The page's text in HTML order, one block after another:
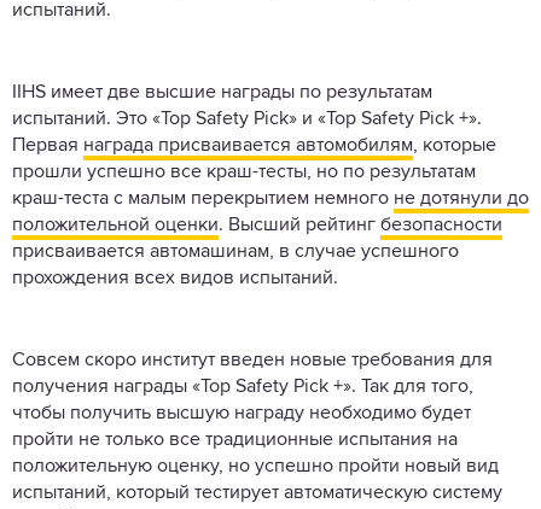
испытаний.
IIHS имеет две высшие награды по результатам
испытаний. Это «Top Safety Pick» и «Top Safety Pick +».
Первая награда присваивается автомобилям, которые
прошли успешно все краш-тесты, но по результатам
краш-теста с малым перекрытием немного не дотянули до
положительной оценки. Высший рейтинг безопасности
присваивается автомашинам, в случае успешного
прохождения всех видов испытаний.
Совсем скоро институт введен новые требования для
получения награды «Top Safety Pick +». Так для того,
чтобы получить высшую награду необходимо будет
пройти не только все традиционные испытания на
положительную оценку, но успешно пройти новый вид
испытаний, который тестирует автоматическую систему